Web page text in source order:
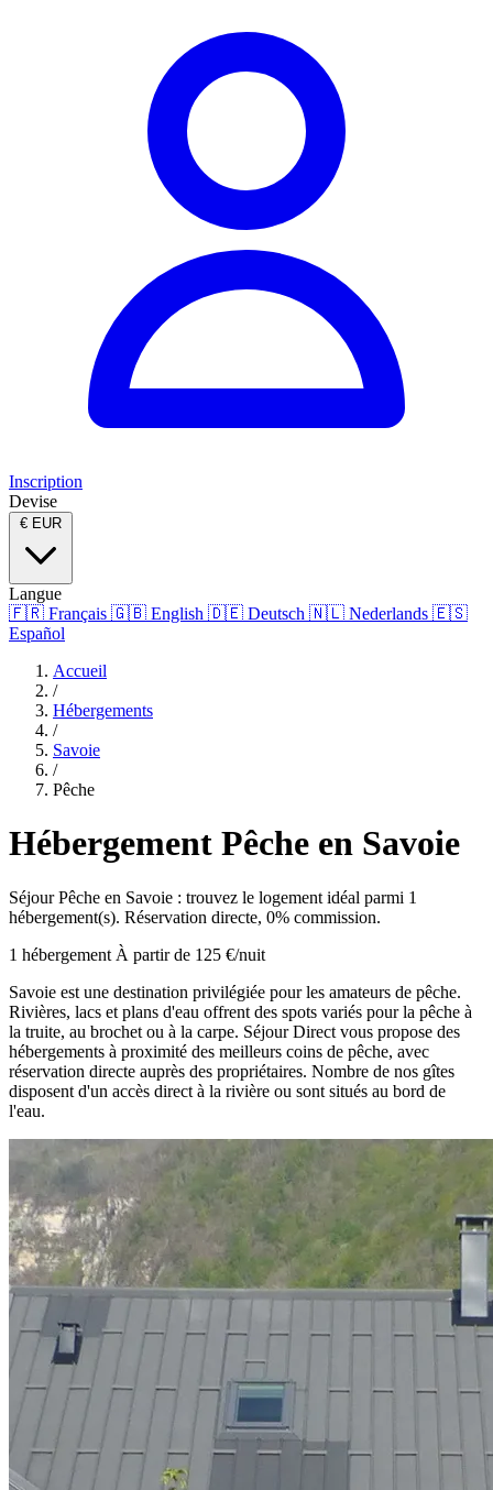
Inscription
Devise
€ EUR
Langue
🇫🇷 Français 🇬🇧 English 🇩🇪 Deutsch 🇳🇱 Nederlands 🇪🇸
Español
Accueil
/
Hébergements
/
Savoie
/
Pêche
Hébergement Pêche en Savoie
Séjour Pêche en Savoie : trouvez le logement idéal parmi 1
hébergement(s). Réservation directe, 0% commission.
1 hébergement À partir de 125 €/nuit
Savoie est une destination privilégiée pour les amateurs de pêche.
Rivières, lacs et plans d'eau offrent des spots variés pour la pêche à
la truite, au brochet ou à la carpe. Séjour Direct vous propose des
hébergements à proximité des meilleurs coins de pêche, avec
réservation directe auprès des propriétaires. Nombre de nos gîtes
disposent d'un accès direct à la rivière ou sont situés au bord de
l'eau.